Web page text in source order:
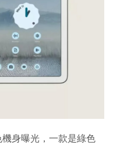
身曝光，一款是綠色